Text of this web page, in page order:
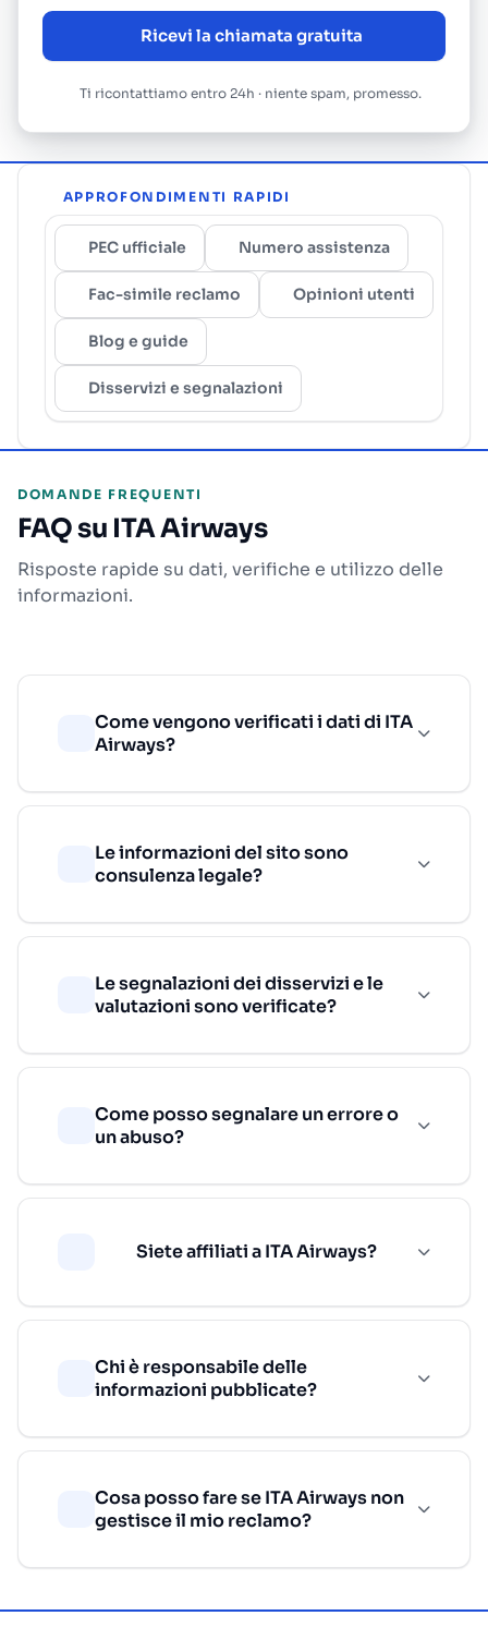
Ricevi la chiamata gratuita
Ti ricontattiamo entro 24h · niente spam, promesso.
APPROFONDIMENTI RAPIDI
PEC ufficiale Numero assistenza
Fac-simile reclamo Opinioni utenti
Blog e guide
Disservizi e segnalazioni
DOMANDE FREQUENTI
FAQ su ITA Airways
Risposte rapide su dati, verifiche e utilizzo delle
informazioni.
Come vengono verificati i dati di ITA
Airways?
Le informazioni del sito sono
consulenza legale?
Le segnalazioni dei disservizi e le
valutazioni sono verificate?
Come posso segnalare un errore o
un abuso?
Siete affiliati a ITA Airways?
Chi è responsabile delle
informazioni pubblicate?
Cosa posso fare se ITA Airways non
gestisce il mio reclamo?